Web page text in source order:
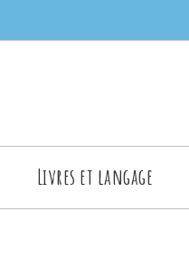
Livres et langage